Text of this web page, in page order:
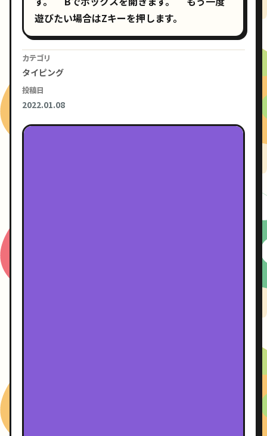
遊びたい場合はZキーを押します。
カテゴリ
タイピング
投稿日
2022.01.08